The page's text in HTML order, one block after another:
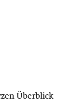
Überblick